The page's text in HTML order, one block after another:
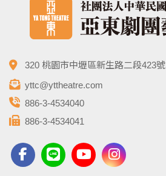
320 桃園市中壢區新生路二段423號
yttc@yttheatre.com
886-3-4534040
886-3-4534041